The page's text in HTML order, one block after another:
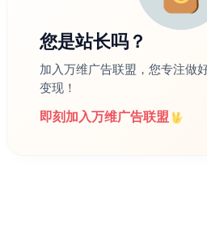
您是站长吗？
加入万维广告联盟，您专注做
变现！
即刻加入万维广告联盟